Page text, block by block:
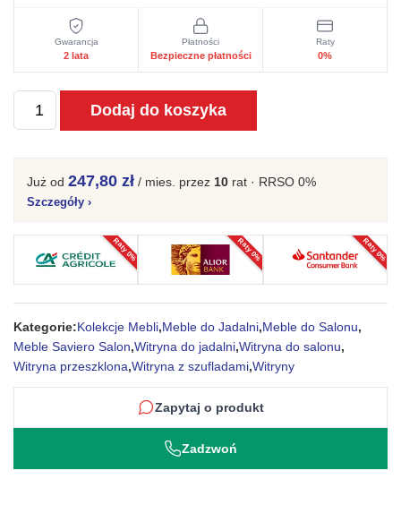
Gwarancja
2 lata
Płatności
Bezpieczne płatności
Raty
0%
ilość
Witryna
Saviero
Dodaj do koszyka
Już od 247,80 zł / mies. przez 10 rat · RRSO 0%
Szczegóły ›
Raty 0% Raty 0% Raty 0%
Kategorie:Kolekcje Mebli,Meble do Jadalni,Meble do Salonu,
Meble Saviero Salon,Witryna do jadalni,Witryna do salonu,
Witryna przeszklona,Witryna z szufladami,Witryny
Zapytaj o produkt
Zadzwoń